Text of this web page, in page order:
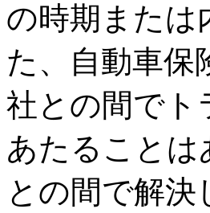
の時期または
た、自動車保
社との間でト
あたることは
との間で解